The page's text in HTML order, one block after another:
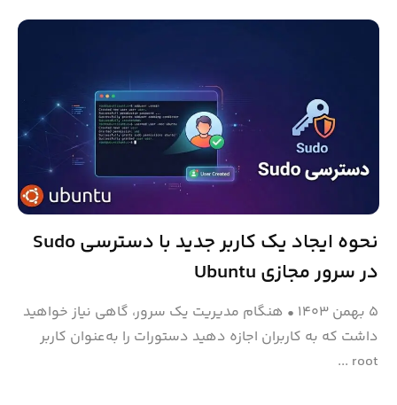
نحوه ایجاد یک کاربر جدید با دسترسی Sudo
در سرور مجازی Ubuntu
۵ بهمن ۱۴۰۳ • هنگام مدیریت یک سرور، گاهی نیاز خواهید
داشت که به کاربران اجازه دهید دستورات را به‌عنوان کاربر
root ...